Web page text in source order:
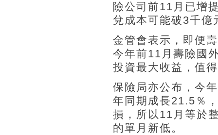
險公司前11月已增
兌成本可能破3千億
金管會表示，即便
今年前11月壽險國
投資最大收益，值
保險局亦公布，今
年同期成長21.5％
損，所以11月等於
的單月新低。